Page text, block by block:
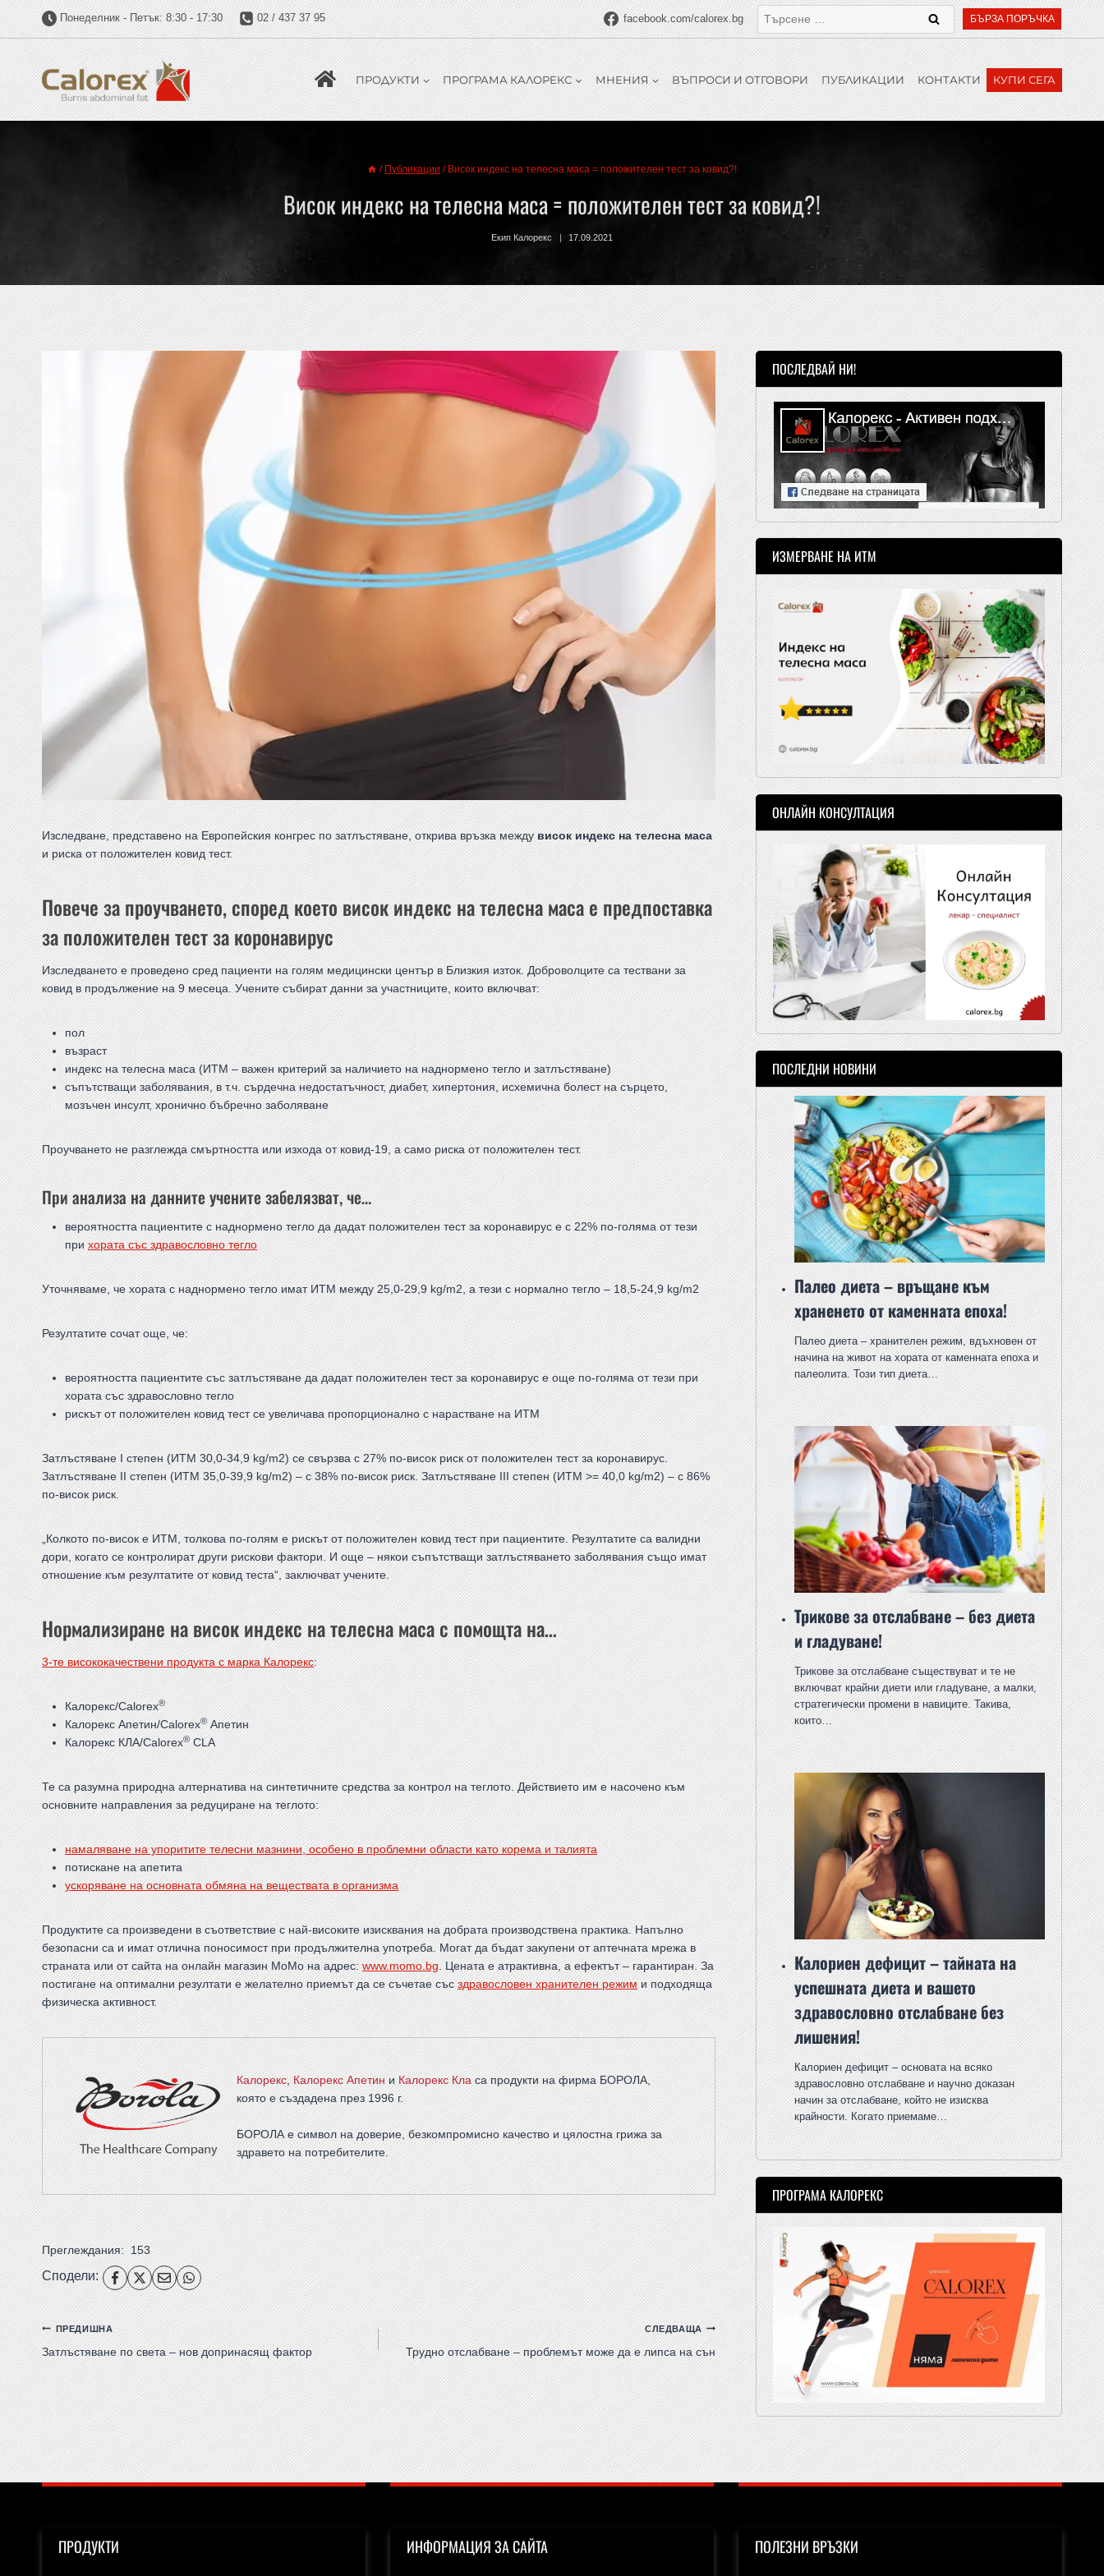
Понеделник - Петък: 8:30 - 17:30 02 / 437 37 95 facebook.com/calorex.bg БЪРЗА ПОРЪЧКА
ПРОДУКТИ ПРОГРАМА КАЛОРЕКС МНЕНИЯ ВЪПРОСИ И ОТГОВОРИ ПУБЛИКАЦИИ КОНТАКТИ КУПИ СЕГА
/ Публикации / Висок индекс на телесна маса = положителен тест за ковид?!
Висок индекс на телесна маса = положителен тест за ковид?!
Екип Калорекс 17.09.2021
Изследване, представено на Европейския конгрес по затлъстяване, открива връзка междувисок индекс на телесна маса
и риска от положителен ковид тест.
Повече за проучването, според което висок индекс на телесна маса е предпоставка
за положителен тест за коронавирус
Изследването е проведено сред пациенти на голям медицински център в Близкия изток. Доброволците са тествани за
ковид в продължение на 9 месеца. Учените събират данни за участниците, които включват:
пол
възраст
индекс на телесна маса (ИТМ – важен критерий за наличието на наднормено тегло и затлъстяване)
съпътстващи заболявания, в т.ч. сърдечна недостатъчност, диабет, хипертония, исхемична болест на сърцето,
мозъчен инсулт, хронично бъбречно заболяване
Проучването не разглежда смъртността или изхода от ковид-19, а само риска от положителен тест.
При анализа на данните учените забелязват, че…
вероятността пациентите с наднормено тегло да дадат положителен тест за коронавирус е с 22% по-голяма от тези
прихората със здравословно тегло
Уточняваме, че хората с наднормено тегло имат ИТМ между 25,0-29,9 kg/m2, а тези с нормално тегло – 18,5-24,9 kg/m2
Резултатите сочат още, че:
вероятността пациентите със затлъстяване да дадат положителен тест за коронавирус е още по-голяма от тези при
хората със здравословно тегло
рискът от положителен ковид тест се увеличава пропорционално с нарастване на ИТМ
Затлъстяване I степен (ИТМ 30,0-34,9 kg/m2) се свързва с 27% по-висок риск от положителен тест за коронавирус.
Затлъстяване II степен (ИТМ 35,0-39,9 kg/m2) – с 38% по-висок риск. Затлъстяване III степен (ИТМ >= 40,0 kg/m2) – с 86%
по-висок риск.
„Колкото по-висок е ИТМ, толкова по-голям е рискът от положителен ковид тест при пациентите. Резултатите са валидни
дори, когато се контролират други рискови фактори. И още – някои съпътстващи затлъстяването заболявания също имат
отношение към резултатите от ковид теста“, заключват учените.
Нормализиране на висок индекс на телесна маса с помощта на…
3-те висококачествени продукта с марка Калорекс:
Калорекс/Calorex®
Калорекс Апетин/Calorex®Апетин
Калорекс КЛА/Calorex® CLA
Те са разумна природна алтернатива на синтетичните средства за контрол на теглото. Действието им е насочено към
основните направления за редуциране на теглото:
намаляване на упоритите телесни мазнини, особено в проблемни области като корема и талията
потискане на апетита
ускоряване на основната обмяна на веществата в организма
Продуктите са произведени в съответствие с най-високите изисквания на добрата производствена практика. Напълно
безопасни са и имат отлична поносимост при продължителна употреба. Могат да бъдат закупени от аптечната мрежа в
страната или от сайта на онлайн магазин МоМо на адрес:www.momo.bg. Цената е атрактивна, а ефектът – гарантиран. За
постигане на оптимални резултати е желателно приемът да се съчетае със здравословен хранителен режими подходяща
физическа активност.
Калорекс,Калорекс АпетиниКалорекс Класа продукти на фирмаБОРОЛА,
която е създадена през 1996 г.
БОРОЛА е символ на доверие, безкомпромисно качество и цялостна грижа за
здравето на потребителите.
Преглеждания: 153
Сподели:
ПРЕДИШНА
Затлъстяване по света – нов допринасящ фактор
СЛЕДВАЩА
Трудно отслабване – проблемът може да е липса на сън
ПОСЛЕДВАЙ НИ!
ИЗМЕРВАНЕ НА ИТМ
ОНЛАЙН КОНСУЛТАЦИЯ
ПОСЛЕДНИ НОВИНИ
Палео диета – връщане към
храненето от каменната епоха!
Палео диета – хранителен режим, вдъхновен от
начина на живот на хората от каменната епоха и
палеолита. Този тип диета…
Трикове за отслабване – без диета
и гладуване!
Трикове за отслабване съществуват и те не
включват крайни диети или гладуване, а малки,
стратегически промени в навиците. Такива,
които…
Калориен дефицит – тайната на
успешната диета и вашето
здравословно отслабване без
лишения!
Калориен дефицит – основата на всяко
здравословно отслабване и научно доказан
начин за отслабване, който не изисква
крайности. Когато приемаме…
ПРОГРАМА КАЛОРЕКС
ПРОДУКТИ ИНФОРМАЦИЯ ЗА САЙТА ПОЛЕЗНИ ВРЪЗКИ